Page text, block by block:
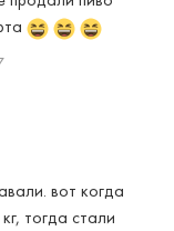
вот когда
тогда стали